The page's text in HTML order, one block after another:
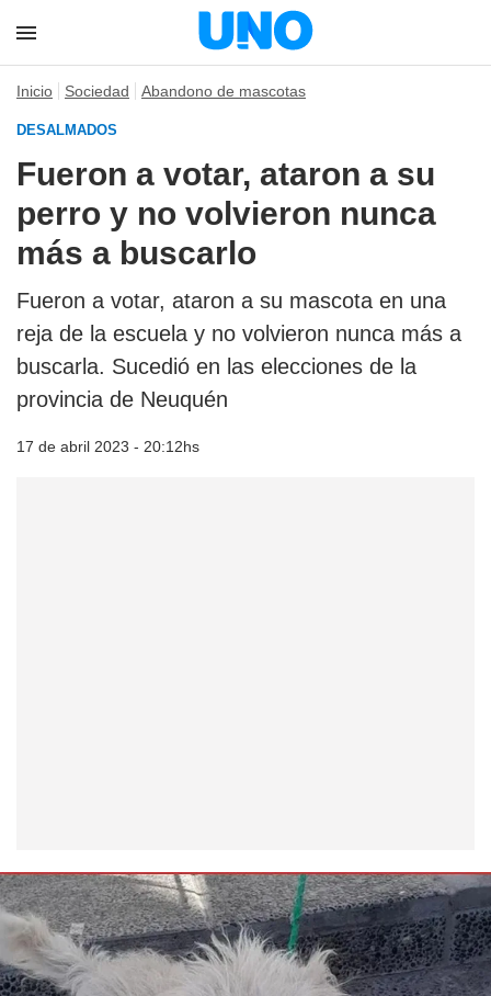
Inicio Sociedad Abandono de mascotas
DESALMADOS
Fueron a votar, ataron a su
perro y no volvieron nunca
más a buscarlo
Fueron a votar, ataron a su mascota en una
reja de la escuela y no volvieron nunca más a
buscarla. Sucedió en las elecciones de la
provincia de Neuquén
17 de abril 2023 - 20:12hs